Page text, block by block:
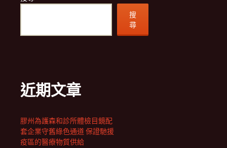
搜
尋
近期文章
膠州為護森和診所體檢目鏡配
套企業守舊綠色通道 保證馳援
疫區的醫療物質供給